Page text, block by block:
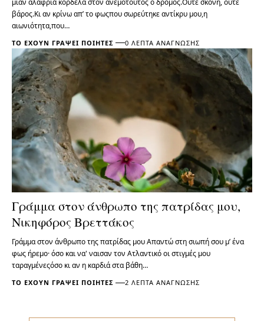
βάρος.Κι αν κρίνω απ’ το φωςπου σωρεύτηκε αντίκρυ μου,η
αιωνιότητα,που…
ΤΟ ΈΧΟΥΝ ΓΡΆΨΕΙ ΠΟΙΗΤΈΣ 0 ΛΕΠΤΆ ΑΝΆΓΝΩΣΗΣ
Γράμμα στον άνθρωπο της πατρίδας μου,
Νικηφόρος Βρεττάκος
Γράμμα στον άνθρωπο της πατρίδας μου Απαντώ στη σιωπή σου μ’ ένα
φως ήρεμο· όσο και να' ναισαν τον Ατλαντικό οι στιγμές μου
ταραγμένεςόσο κι αν η καρδιά στα βάθη…
ΤΟ ΈΧΟΥΝ ΓΡΆΨΕΙ ΠΟΙΗΤΈΣ 2 ΛΕΠΤΆ ΑΝΆΓΝΩΣΗΣ